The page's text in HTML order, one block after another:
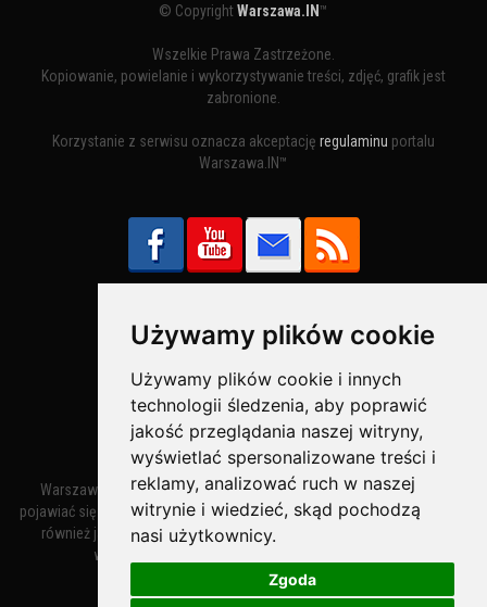
Używamy plików cookie
Używamy plików cookie i innych
technologii śledzenia, aby poprawić
jakość przeglądania naszej witryny,
wyświetlać spersonalizowane treści i
reklamy, analizować ruch w naszej
witrynie i wiedzieć, skąd pochodzą
nasi użytkownicy.
Zgoda
© CopyrightWarszawa.IN ™
Wszelkie Prawa Zastrzeżone.
Kopiowanie, powielanie i wykorzystywanie treści, zdjęć, grafik jest
zabronione.
Korzystanie z serwisu oznacza akceptację regulaminu portalu
Warszawa.IN™
Bezpieczne Płatności obsługuje:
Warszawa – miasto stołeczne Warszawa. Nazwa miasta zaczęła
pojawiać się w dokumentach w XIV wieku jako Warszewa, a od XV wieku
również jako Warszowa. Zmiana nazwy na Warszawa w XV wieku
wynikała z mazowieckiej wymowy dialektycznej.